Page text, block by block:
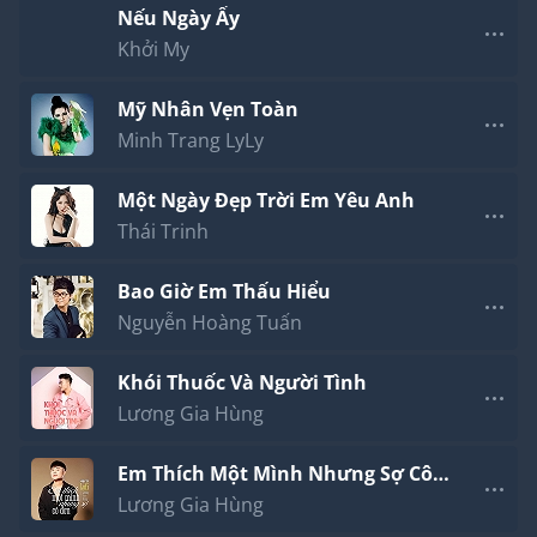
Nếu Ngày Ấy
Khởi My
Mỹ Nhân Vẹn Toàn
Minh Trang LyLy
Một Ngày Đẹp Trời Em Yêu Anh
Thái Trinh
Bao Giờ Em Thấu Hiểu
Nguyễn Hoàng Tuấn
Khói Thuốc Và Người Tình
Lương Gia Hùng
Em Thích Một Mình Nhưng Sợ Cô
Đơn Lofi
Lương Gia Hùng